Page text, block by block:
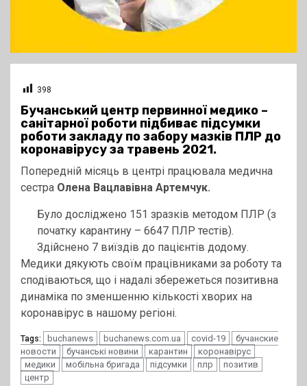
398
Бучанський центр первинної медико –
санітарної роботи підбиває підсумки
роботи закладу по забору мазків ПЛР до
коронавірусу за травень 2021.
Попередній місяць в центрі працювала медична
сестра Олена Вацлавівна Артемчук.
Було досліджено 151 зразків методом ПЛР (з
початку карантину – 6647 ПЛР тестів).
Здійснено 7 виїздів до пацієнтів додому.
Медики дякують своїм працівниками за роботу та
сподіваються, що і надалі збережеться позитивна
динаміка по зменшенню кількості хворих на
коронавірус в нашому регіоні.
Tags: buchanews buchanews.com.ua covid-19
бучанские
новости
бучанські новини карантин
коронавірус
медики
мобільна бригада підсумки плр
позитив
центр